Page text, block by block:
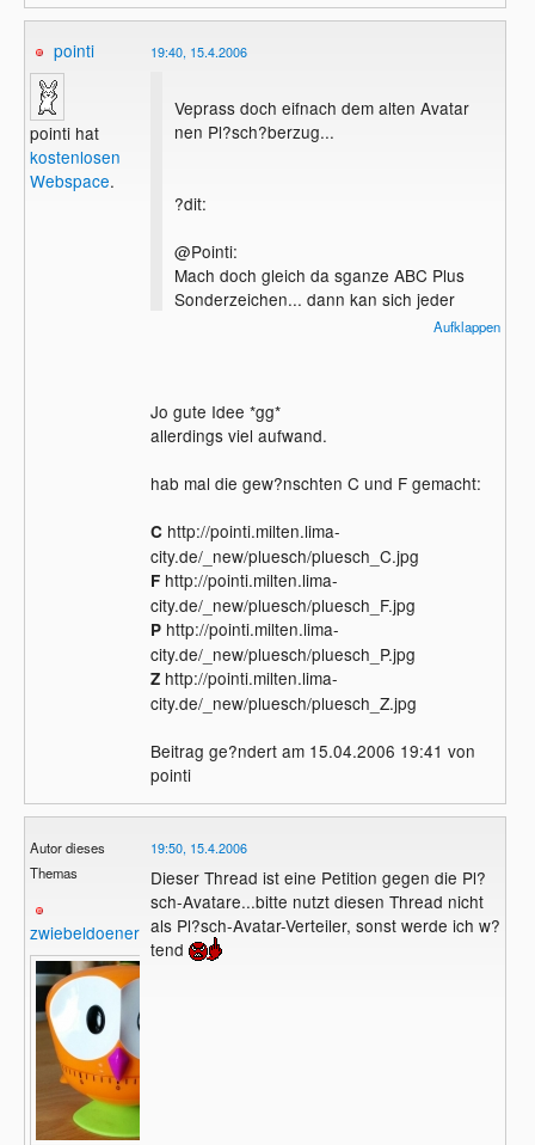
pointi
pointi hat
kostenlosen
Webspace.
19:40, 15.4.2006
Veprass doch eifnach dem alten Avatar
nen Pl?sch?berzug...
?dit:
@Pointi:
Mach doch gleich da sganze ABC Plus
Sonderzeichen... dann kan sich jeder
Aufklappen
Jo gute Idee *gg*
allerdings viel aufwand.
hab mal die gew?nschten C und F gemacht:
Chttp://pointi.milten.lima-
city.de/_new/pluesch/pluesch_C.jpg
Fhttp://pointi.milten.lima-
city.de/_new/pluesch/pluesch_F.jpg
Phttp://pointi.milten.lima-
city.de/_new/pluesch/pluesch_P.jpg
Zhttp://pointi.milten.lima-
city.de/_new/pluesch/pluesch_Z.jpg
Beitrag ge?ndert am 15.04.2006 19:41 von
pointi
Autor dieses
Themas
zwiebeldoener
19:50, 15.4.2006
Dieser Thread ist eine Petition gegen die Pl?
sch-Avatare...bitte nutzt diesen Thread nicht
als Pl?sch-Avatar-Verteiler, sonst werde ich w?
tend